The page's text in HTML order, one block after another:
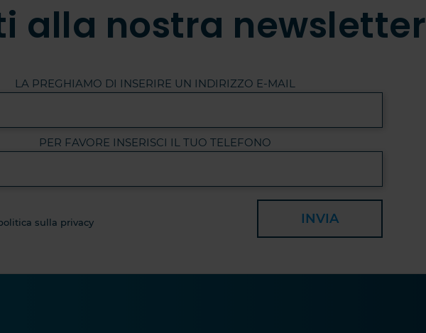
alla nostra newsletter
LA PREGHIAMO DI INSERIRE UN INDIRIZZO E-MAIL
PER FAVORE INSERISCI IL TUO TELEFONO
sulla privacy INVIA